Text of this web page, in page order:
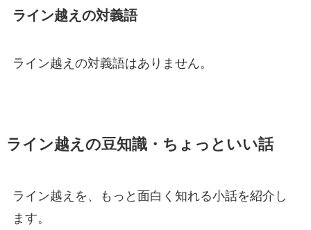
ライン越えの対義語
ライン越えの対義語はありません。
ライン越えの豆知識・ちょっといい話
ライン越えを、もっと面白く知れる小話を紹介し
ます。